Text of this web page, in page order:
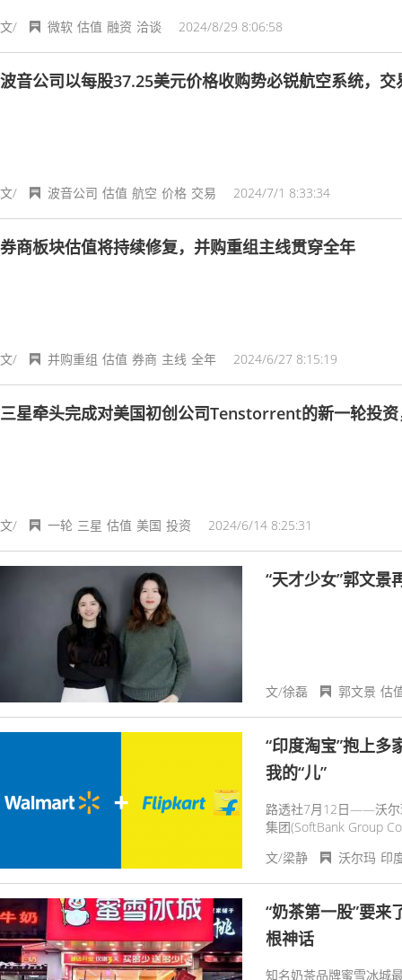
文/ 2024/8/29 8:06:58
微软 估值 融资 洽谈
波音公司以每股37.25美元价格收购势必锐航空系统，
文/ 2024/7/1 8:33:34
波音公司 估值 航空 价格 交易
券商板块估值将持续修复，并购重组主线贯穿全年
文/ 2024/6/27 8:15:19
并购重组 估值 券商 主线 全年
三星牵头完成对美国初创公司Tenstorrent的新一轮投
文/ 2024/6/14 8:25:31
一轮 三星 估值 美国 投资
“天才少女”郭文景
文/徐磊 郭文景 估
“印度淘宝”抱上多
我的“儿”
路透社7月12日——沃尔
集团(SoftBank Group
文/梁静 沃尔玛 印
“奶茶第一股”要来
根神话
知名奶茶品牌蜜雪冰城